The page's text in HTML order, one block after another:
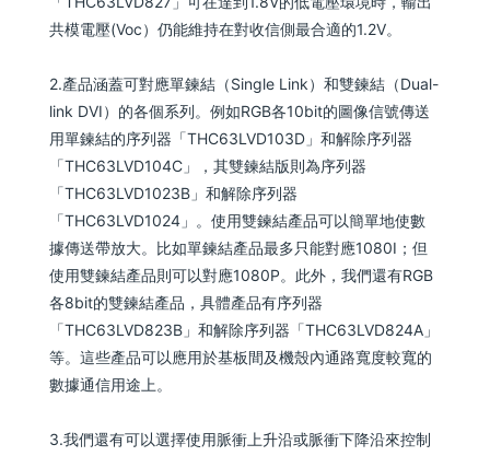
共模電壓(Voc）仍能維持在對收信側最合適的1.2V。
2.產品涵蓋可對應單鍊結（Single Link）和雙鍊結（Dual-
link DVI）的各個系列。例如RGB各10bit的圖像信號傳送
用單鍊結的序列器「THC63LVD103D」和解除序列器
「THC63LVD104C」，其雙鍊結版則為序列器
「THC63LVD1023B」和解除序列器
「THC63LVD1024」。使用雙鍊結產品可以簡單地使數
據傳送帶放大。比如單鍊結產品最多只能對應1080I；但
使用雙鍊結產品則可以對應1080P。此外，我們還有RGB
各8bit的雙鍊結產品，具體產品有序列器
「THC63LVD823B」和解除序列器「THC63LVD824A」
等。這些產品可以應用於基板間及機殼內通路寬度較寬的
數據通信用途上。
3.我們還有可以選擇使用脈衝上升沿或脈衝下降沿來控制